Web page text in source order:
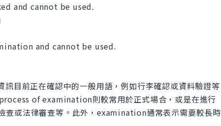
and cannot be used.
and cannot be used.
目前正在確認中的一般用語，例如行李確認或資料驗證等
of examination則較常用於正式場合，或是在進行
查或法律審查等。此外，examination通常表示需要較長時